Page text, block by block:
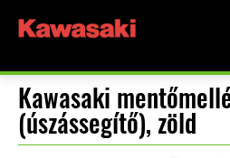
Kawasaki
(úszássegítő), zöld